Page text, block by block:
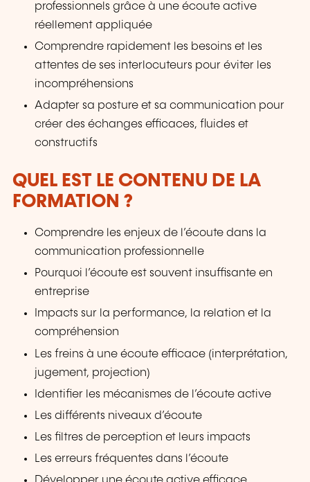
professionnels grâce à une écoute active
réellement appliquée
Comprendre rapidement les besoins et les
attentes de ses interlocuteurs pour éviter les
incompréhensions
Adapter sa posture et sa communication pour
créer des échanges efficaces, fluides et
constructifs
QUEL EST LE CONTENU DE LA
FORMATION ?
Comprendre les enjeux de l’écoute dans la
communication professionnelle
Pourquoi l’écoute est souvent insuffisante en
entreprise
Impacts sur la performance, la relation et la
compréhension
Les freins à une écoute efficace (interprétation,
jugement, projection)
Identifier les mécanismes de l’écoute active
Les différents niveaux d’écoute
Les filtres de perception et leurs impacts
Les erreurs fréquentes dans l’écoute